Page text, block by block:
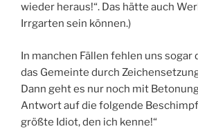
wieder heraus!“. Das hätte auch
Irrgarten sein können.)
In manchen Fällen fehlen uns
das Gemeinte durch
Dann geht es nur noch mit
Antwort auf die folgende
größte Idiot, den ich kenne!“